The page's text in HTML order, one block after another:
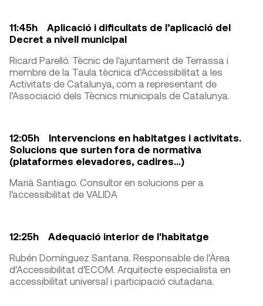
11:45h Aplicació i dificultats de l’aplicació del
Decret a nivell municipal
Ricard Parelló. Tècnic de l'ajuntament de Terrassa i
membre de la Taula tècnica d’Accessibilitat a les
Activitats de Catalunya, com a representant de
l’Associació dels Tècnics municipals de Catalunya.
12:05h Intervencions en habitatges i activitats.
Solucions que surten fora de normativa
(plataformes elevadores, cadires...)
Marià Santiago. Consultor en solucions per a
l’accessibilitat de VALIDA
12:25h Adequació interior de l'habitatge
Rubén Domínguez Santana. Responsable de l’Àrea
d’Accessibilitat d’ECOM. Arquitecte especialista en
accessibilitat universal i participació ciutadana.